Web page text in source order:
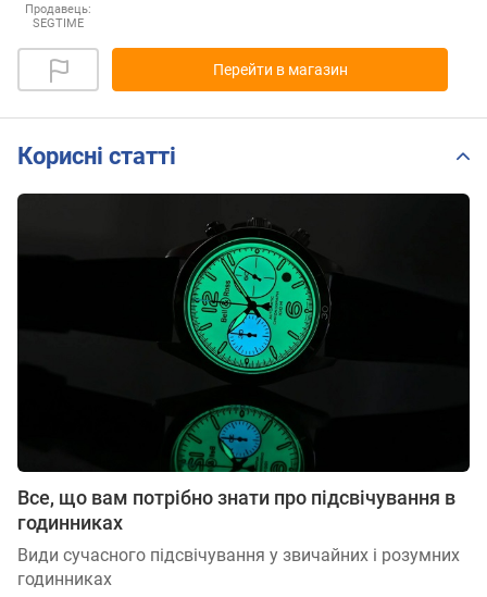
Продавець:
SEGTIME
Перейти в магазин
Корисні статті
Все, що вам потрібно знати про підсвічування в
годинниках
Види сучасного підсвічування у звичайних і розумних
годинниках